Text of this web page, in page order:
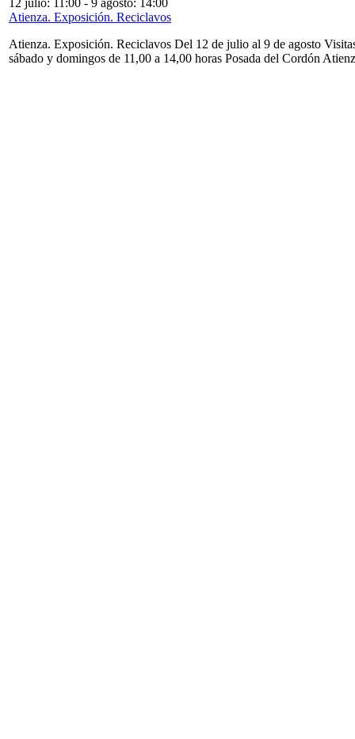
Atienza. Exposición. Reciclavos
Atienza. Exposición. Reciclavos Del 12 de julio al 9 de agosto
sábado y domingos de 11,00 a 14,00 horas Posada del Cordón